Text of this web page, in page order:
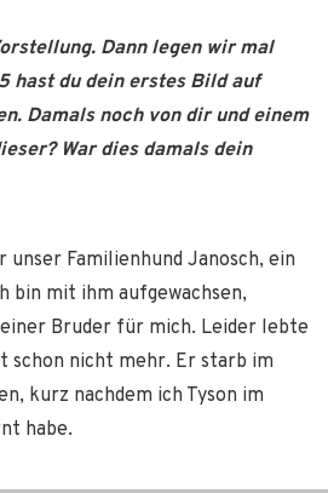
Dann legen wir mal
hast du dein erstes Bild auf
Damals noch von dir und einem
War dies damals dein
unser Familienhund Janosch, ein
bin mit ihm aufgewachsen,
Bruder für mich. Leider lebte
schon nicht mehr. Er starb im
kurz nachdem ich Tyson im
habe.